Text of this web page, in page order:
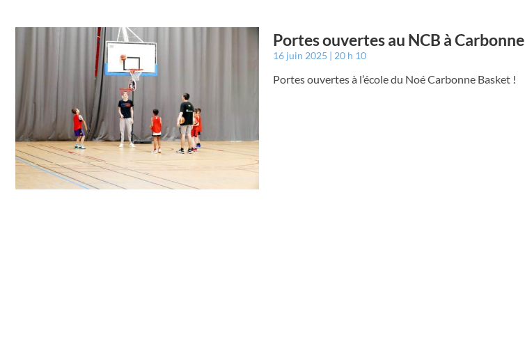
Portes ouvertes au NCB à Carbonne
16 juin 2025 20 h 10
Portes ouvertes à l’école du Noé Carbonne Basket !